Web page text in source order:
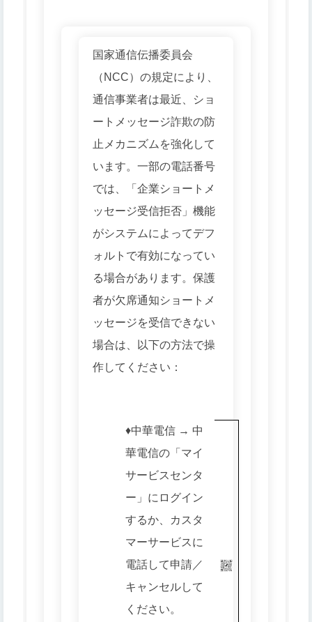
国家通信伝播委員会
（NCC）の規定により、
通信事業者は最近、ショ
ートメッセージ詐欺の防
止メカニズムを強化して
います。一部の電話番号
では、「企業ショートメ
ッセージ受信拒否」機能
がシステムによってデフ
ォルトで有効になってい
る場合があります。保護
者が欠席通知ショートメ
ッセージを受信できない
場合は、以下の方法で操
作してください：
♦️中華電信 → 中
華電信の「マイ
サービスセンタ
ー」にログイン
するか、カスタ
マーサービスに
電話して申請／
キャンセルして
ください。